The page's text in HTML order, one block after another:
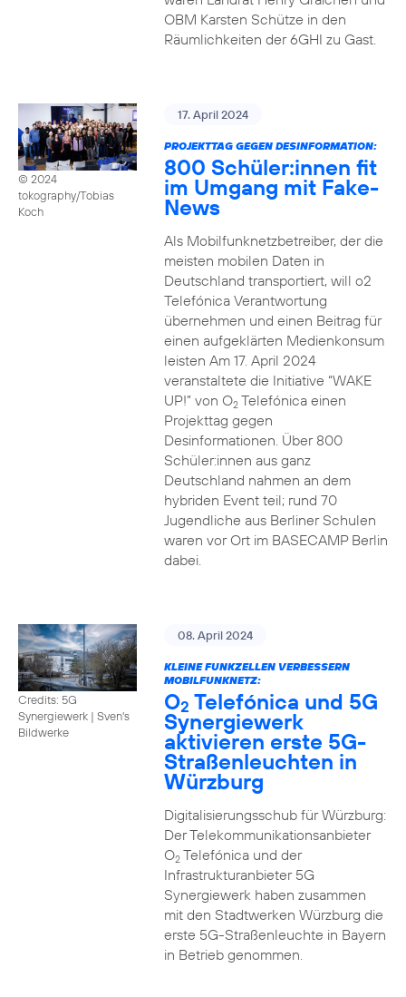
OBM Karsten Schütze in den
Räumlichkeiten der 6GHI zu Gast.
© 2024
tokography/Tobias
Koch
17. April 2024
PROJEKTTAG GEGEN DESINFORMATION:
800 Schüler:innen fit
im Umgang mit Fake-
News
Als Mobilfunknetzbetreiber, der die
meisten mobilen Daten in
Deutschland transportiert, will o2
Telefónica Verantwortung
übernehmen und einen Beitrag für
einen aufgeklärten Medienkonsum
leisten Am 17. April 2024
veranstaltete die Initiative “WAKE
UP!” von O2Telefónica einen
Projekttag gegen
Desinformationen. Über 800
Schüler:innen aus ganz
Deutschland nahmen an dem
hybriden Event teil; rund 70
Jugendliche aus Berliner Schulen
waren vor Ort im BASECAMP Berlin
dabei.
Credits: 5G
Synergiewerk | Sven's
Bildwerke
08. April 2024
KLEINE FUNKZELLEN VERBESSERN
MOBILFUNKNETZ:
O2 Telefónica und 5G
Synergiewerk
aktivieren erste 5G-
Straßenleuchten in
Würzburg
Digitalisierungsschub für Würzburg:
Der Telekommunikationsanbieter
O2Telefónica und der
Infrastrukturanbieter 5G
Synergiewerk haben zusammen
mit den Stadtwerken Würzburg die
erste 5G-Straßenleuchte in Bayern
in Betrieb genommen.